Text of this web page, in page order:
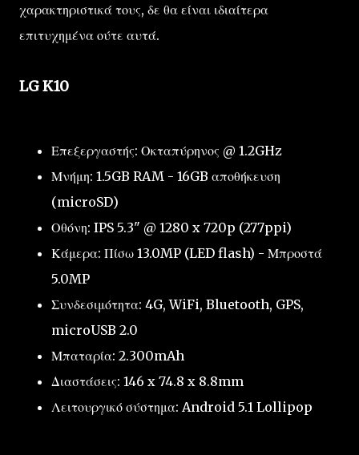
χαρακτηριστικά τους, δε θα είναι ιδιαίτερα
επιτυχημένα ούτε αυτά.
LG K10
Επεξεργαστής: Οκταπύρηνος @ 1.2GHz
Μνήμη: 1.5GB RAM - 16GB αποθήκευση
(microSD)
Οθόνη: IPS 5.3" @ 1280 x 720p (277ppi)
Κάμερα: Πίσω 13.0MP (LED flash) - Μπροστά
5.0MP
Συνδεσιμότητα: 4G, WiFi, Bluetooth, GPS,
microUSB 2.0
Μπαταρία: 2.300mAh
Διαστάσεις: 146 x 74.8 x 8.8mm
Λειτουργικό σύστημα: Android 5.1 Lollipop